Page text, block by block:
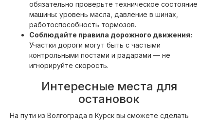
обязательно проверьте техническое состояние
машины: уровень масла, давление в шинах,
работоспособность тормозов.
Соблюдайте правила дорожного движения:
Участки дороги могут быть с частыми
контрольными постами и радарами — не
игнорируйте скорость.
Интересные места для
остановок
На пути из Волгограда в Курск вы сможете сделать